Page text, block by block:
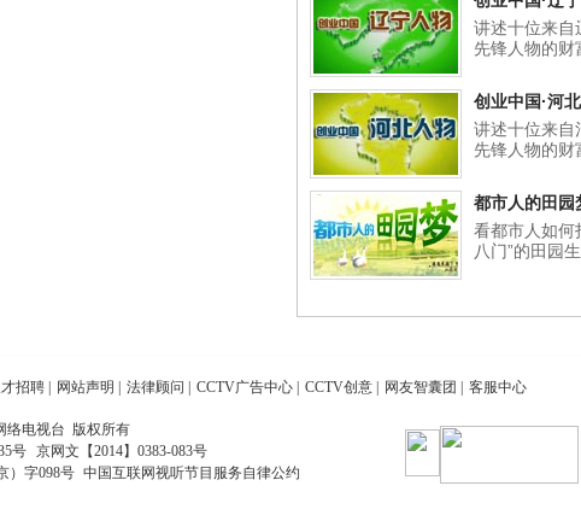
讲述十位来自
先锋人物的财
创业中国·河
讲述十位来自
先锋人物的财
都市人的田园
看都市人如何
八门”的田园生
才招聘 网站声明 法律顾问 CCTV广告中心 CCTV创意 网友智囊团 客服中心
络电视台 版权所有
号
京网文【2014】0383-083号
）字098号 中国互联网视听节目服务自律公约